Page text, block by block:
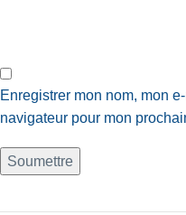
Enregistrer mon nom, mon
navigateur pour mon